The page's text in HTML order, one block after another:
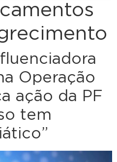
Operação
ação da PF
tem